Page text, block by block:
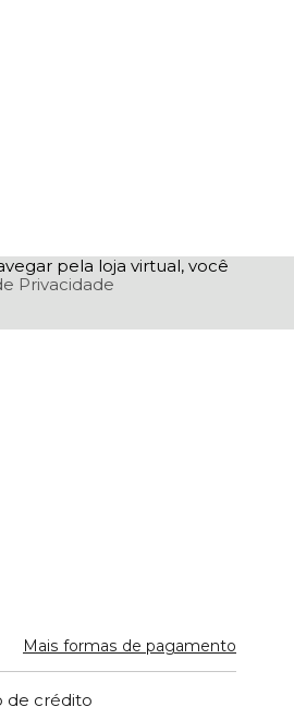
pela loja virtual, você
Privacidade
Mais formas de pagamento
de crédito